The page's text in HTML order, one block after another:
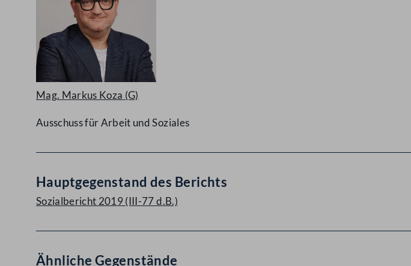
Mag. Markus Koza (G)
Ausschuss für Arbeit und Soziales
Hauptgegenstand des Berichts
Sozialbericht 2019 (III-77 d.B.)
Ähnliche Gegenstände